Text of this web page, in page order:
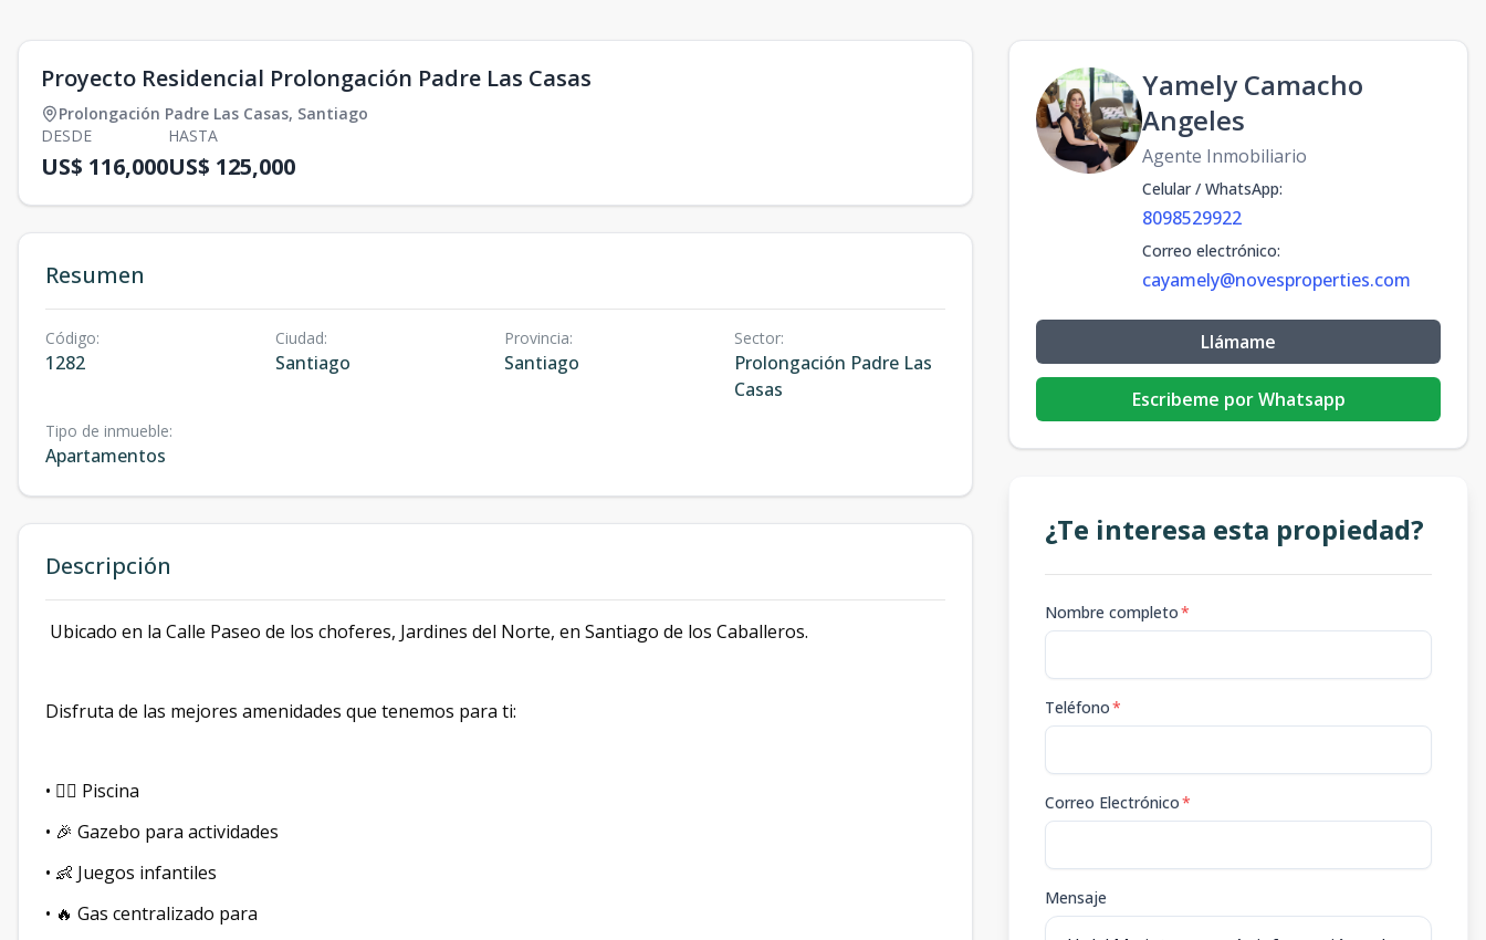
Proyecto Residencial Prolongación Padre Las Casas
Prolongación Padre Las Casas, Santiago
DESDE
US$ 116,000
HASTA
US$ 125,000
Resumen
Código:
1282
Ciudad:
Santiago
Provincia:
Santiago
Sector:
Prolongación Padre Las
Casas
Tipo de inmueble:
Apartamentos
Descripción
Ubicado en la Calle Paseo de los choferes, Jardines del Norte, en Santiago de los Caballeros.
Disfruta de las mejores amenidades que tenemos para ti:
• 🏊‍♂️ Piscina
• 🎉 Gazebo para actividades
• 👶 Juegos infantiles
• 🔥 Gas centralizado para
Yamely Camacho
Angeles
Agente Inmobiliario
Celular / WhatsApp:
8098529922
Correo electrónico:
cayamely@novesproperties.com
Llámame
Escribeme por Whatsapp
¿Te interesa esta propiedad?
Nombre completo*
Teléfono*
Correo Electrónico*
Mensaje